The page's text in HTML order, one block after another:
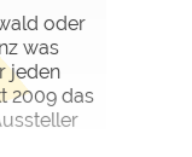
oder
was
jeden
2009 das